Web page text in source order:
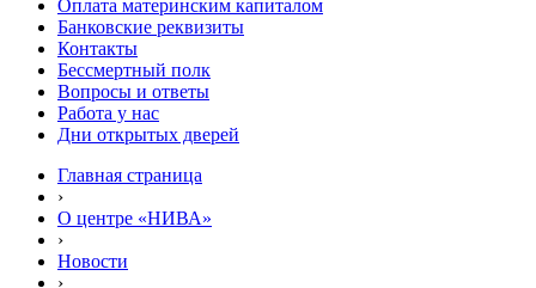
Оплата материнским капиталом
Банковские реквизиты
Контакты
Бессмертный полк
Вопросы и ответы
Работа у нас
Дни открытых дверей
Главная страница
›
О центре «НИВА»
›
Новости
›